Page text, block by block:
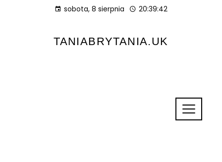
sobota, 8 sierpnia 20:39:42
TANIABRYTANIA.UK